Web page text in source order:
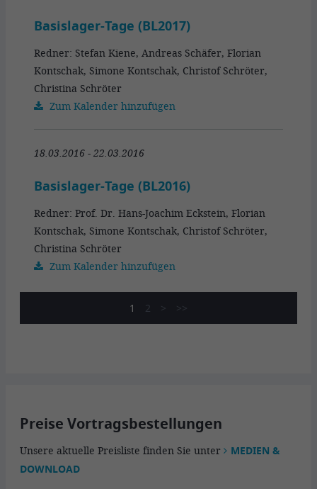
Basislager-Tage (BL2017)
Redner: Stefan Kiene, Andreas Schäfer, Florian
Kontschak, Simone Kontschak, Christof Schröter,
Christina Schröter
Zum Kalender hinzufügen
18.03.2016 - 22.03.2016
Basislager-Tage (BL2016)
Redner: Prof. Dr. Hans-Joachim Eckstein, Florian
Kontschak, Simone Kontschak, Christof Schröter,
Christina Schröter
Zum Kalender hinzufügen
1 2 > >>
Preise Vortragsbestellungen
Unsere aktuelle Preisliste finden Sie unter
MEDIEN &
DOWNLOAD